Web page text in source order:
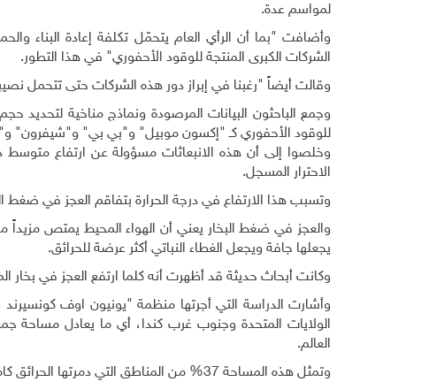
لمواسم عدة.
وأضافت "بما أن الرأي العام يتحمّل تكلفة إعادة البناء
الشركات الكبرى المنتجة للوقود الأحفوري" في هذا التطور.
وقالت أيضاً "رغبنا في إبراز دور هذه الشركات حتى تتحمل
للوقود الأحفوري كـ "إكسون موبيل" و"بي بي" و"شيفرون"
الاحترار المسجل.
وتسبب هذا الارتفاع في درجة الحرارة بتفاقم العجز في ضغط
والعجز في ضغط البخار يعني أن الهواء المحيط يمتص مزيداً
يجعلها جافة ويجعل الغطاء النباتي أكثر عرضة للحرائق.
وكانت أبحاث حديثة قد أظهرت أنه كلما ارتفع العجز في بخار
الولايات المتحدة وجنوب غرب كندا، أي ما يعادل مساحة
العالم.
وتمثل هذه المساحة 37% من المناطق التي دمرتها الحرائق كاملة في غرب أميركا الشمالية بين عامي 1986 و2021